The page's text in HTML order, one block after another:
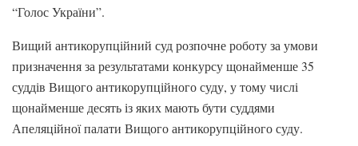
“Голос України”.
Вищий антикорупційний суд розпочне роботу за умови
призначення за результатами конкурсу щонайменше 35
суддів Вищого антикорупційного суду, у тому числі
щонайменше десять із яких мають бути суддями
Апеляційної палати Вищого антикорупційного суду.